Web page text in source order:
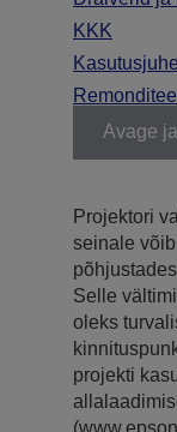
KKK
Avage
Projektori
seinale
Selle
oleks
projekti